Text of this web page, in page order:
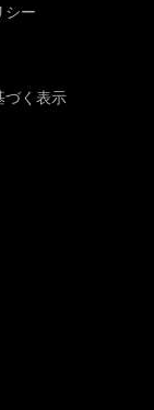
シー
づく表示